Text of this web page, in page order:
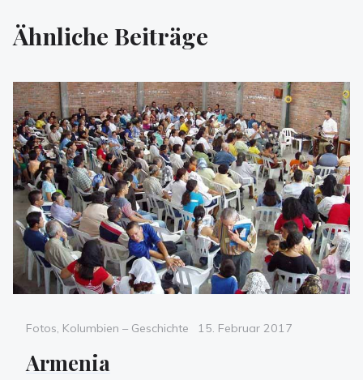
Ähnliche Beiträge
Categories
Fotos, Kolumbien – Geschichte
Posted
15. Februar 2017
Armenia